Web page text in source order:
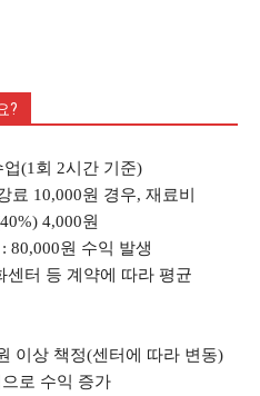
?
(1회 2시간 기준)
료 10,000원 경우, 재료비
4,000원
80,000원 수익 발생
센터 등 계약에 따라 평균
이상 책정(센터에 따라 변동)
로 수익 증가